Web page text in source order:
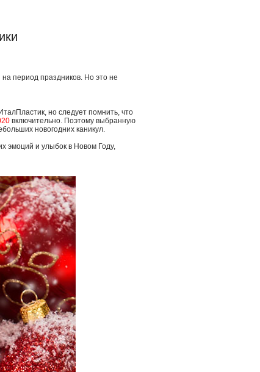
период праздников. Но это не
но следует помнить, что
включительно. Поэтому выбранную
новогодних каникул.
эмоций и улыбок в Новом Году,